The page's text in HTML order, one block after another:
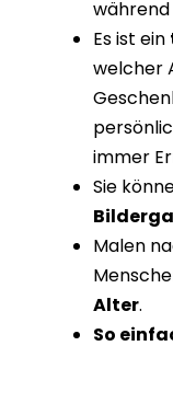
während
Es ist ein
welcher
immer
Sie
Malen
Alter.
So